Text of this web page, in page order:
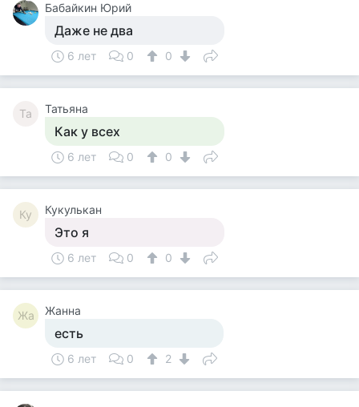
Бабайкин Юрий
Даже не два
6 лет 0 0
Та Татьяна
Как у всех
6 лет 0 0
Ку Кукулькан
Это я
6 лет 0 0
Жа Жанна
есть
6 лет 0 2